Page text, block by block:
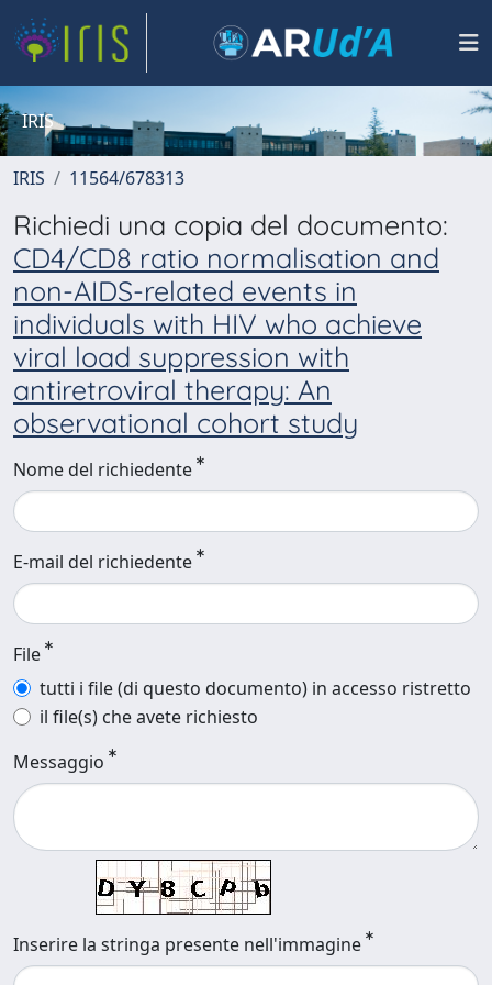
IRIS
IRIS 11564/678313
Richiedi una copia del documento:
CD4/CD8 ratio normalisation and
non-AIDS-related events in
individuals with HIV who achieve
viral load suppression with
antiretroviral therapy: An
observational cohort study
Nome del richiedente
E-mail del richiedente
File
tutti i file (di questo documento) in accesso ristretto
il file(s) che avete richiesto
Messaggio
Inserire la stringa presente nell'immagine